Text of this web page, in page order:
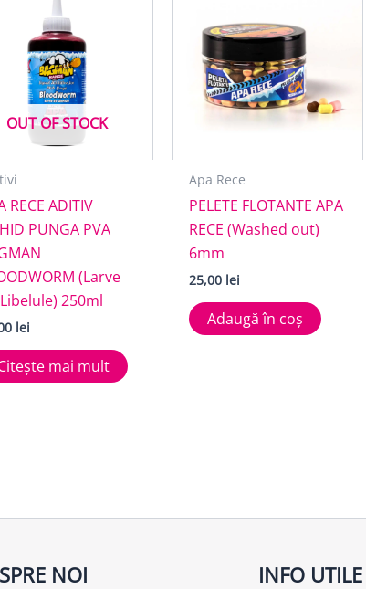
OUT OF STOCK
RECE ADITIV
PUNGA PVA
(Larve
250ml
lei
mai mult
Apa Rece
PELETE FLOTANTE APA
RECE (Washed out)
6mm
25,00 lei
Adaugă în coș
NOI INFO UTILE